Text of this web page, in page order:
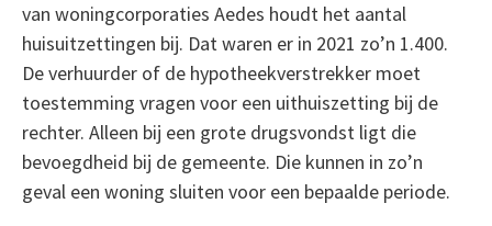
van woningcorporaties Aedes houdt het aantal
huisuitzettingen bij. Dat waren er in 2021 zo’n 1.400.
De verhuurder of de hypotheekverstrekker moet
toestemming vragen voor een uithuiszetting bij de
rechter. Alleen bij een grote drugsvondst ligt die
bevoegdheid bij de gemeente. Die kunnen in zo’n
geval een woning sluiten voor een bepaalde periode.